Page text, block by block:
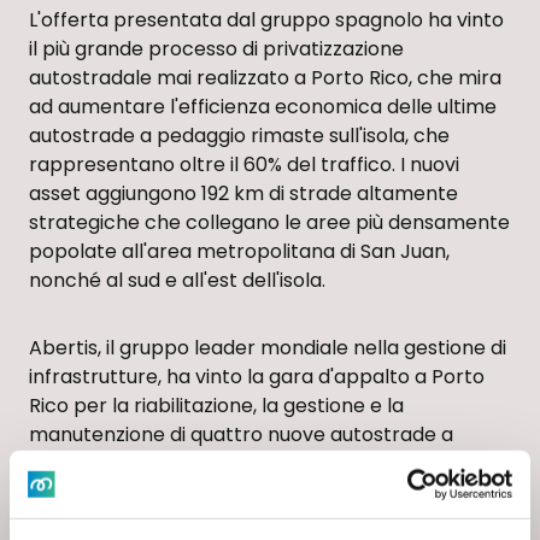
L'offerta presentata dal gruppo spagnolo ha vinto
il più grande processo di privatizzazione
autostradale mai realizzato a Porto Rico, che mira
ad aumentare l'efficienza economica delle ultime
autostrade a pedaggio rimaste sull'isola, che
rappresentano oltre il 60% del traffico. I nuovi
asset aggiungono 192 km di strade altamente
strategiche che collegano le aree più densamente
popolate all'area metropolitana di San Juan,
nonché al sud e all'est dell'isola.
Abertis, il gruppo leader mondiale nella gestione di
infrastrutture, ha vinto la gara d'appalto a Porto
Rico per la riabilitazione, la gestione e la
manutenzione di quattro nuove autostrade a
pedaggio per i prossimi 40 anni. L'offerta di
pagamento della concessione di 2.850 milioni di
dollari presentata dal Gruppo è stata la più